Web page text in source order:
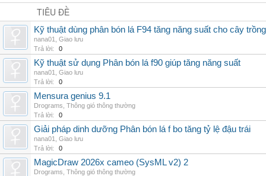
TIÊU ĐỀ
Kỹ thuật dùng phân bón lá F94 tăng năng suất cho cây trồng
nana01
Giao lưu
Trả lời:
0
Kỹ thuật sử dụng Phân bón lá f90 giúp tăng năng suất
nana01
Giao lưu
Trả lời:
0
Mensura genius 9.1
Drograms Thông gió thông thường
Trả lời:
0
Giải pháp dinh dưỡng Phân bón lá f bo tăng tỷ lệ đậu trái
nana01
Giao lưu
Trả lời:
0
MagicDraw 2026x cameo (SysML v2) 2
Drograms Thông gió thông thường